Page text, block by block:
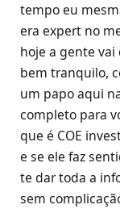
tempo eu
era expert no
hoje a gente
bem tranquilo,
um papo aqui
completo para
que é COE
e se ele faz
te dar toda a
sem